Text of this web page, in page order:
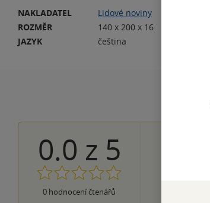
NAKLADATEL
Lidové noviny
ROZMĚR
140 x 200 x 16
JAZYK
čeština
0.0 z 5
0 hodnocení čtenářů